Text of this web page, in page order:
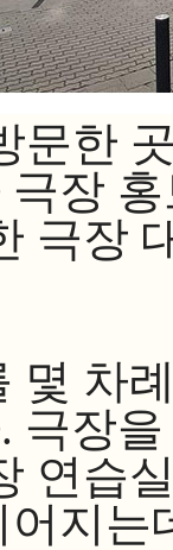
문한
장
극장
몇 차
극장
연습
지